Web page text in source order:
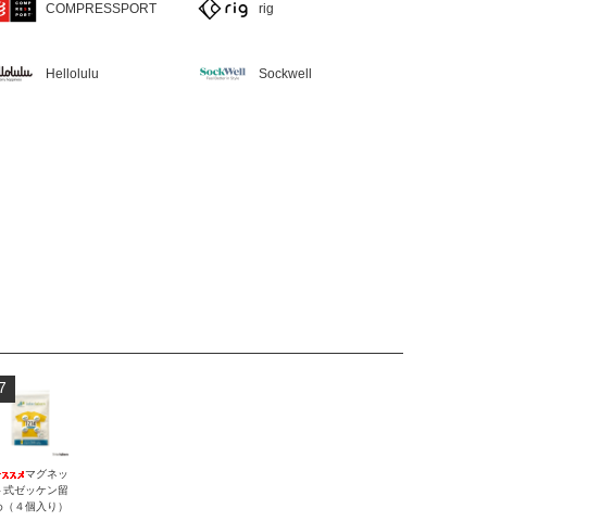
COMPRESSPORT rig
Hellolulu Sockwell
マグネッ
式ゼッケン留
（４個入り）